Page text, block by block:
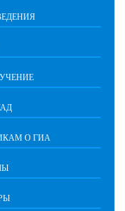
О ГИА